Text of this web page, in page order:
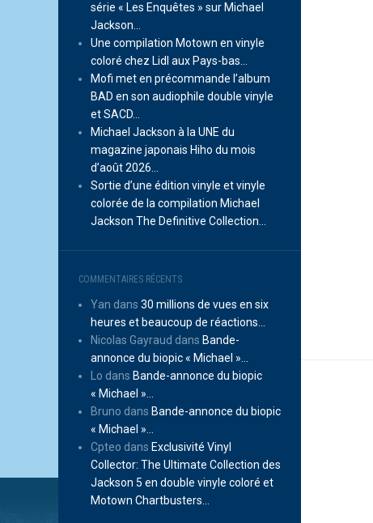
série « Les Enquêtes » sur Michael
Jackson…
Une compilation Motown en vinyle
coloré chez Lidl aux Pays-bas…
Mofi met en précommande l’album
BAD en son audiophile double vinyle
et SACD…
Michael Jackson à la UNE du
magazine japonais Hiho du mois
d’août 2026…
Sortie d’une édition vinyle et vinyle
colorée de la compilation Michael
Jackson The Definitive Collection…
COMMENTAIRES RÉCENTS
Yan dans 30 millions de vues en six
heures et beaucoup de réactions…
Nicolas Gayraud dans Bande-
annonce du biopic « Michael »…
Lo dans Bande-annonce du biopic
« Michael »…
Bruno dans Bande-annonce du biopic
« Michael »…
Cpteo dans Exclusivité Vinyl
Collector: The Ultimate Collection des
Jackson 5 en double vinyle coloré et
Motown Chartbusters…